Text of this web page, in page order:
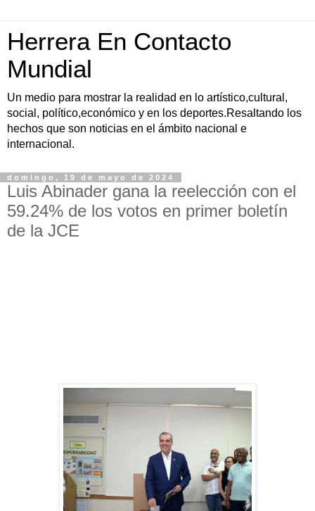
Herrera En Contacto
Mundial
Un medio para mostrar la realidad en lo artístico,cultural,
social, político,económico y en los deportes.Resaltando los
hechos que son noticias en el ámbito nacional e
internacional.
domingo, 19 de mayo de 2024
Luis Abinader gana la reelección con el
59.24% de los votos en primer boletín
de la JCE